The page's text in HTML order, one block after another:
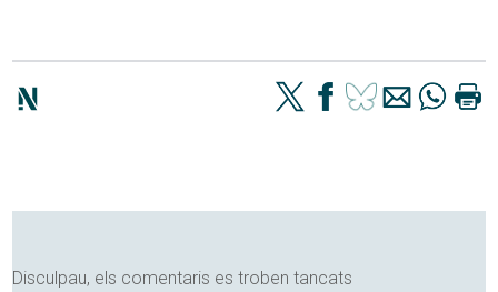
Disculpau, els comentaris es troben tancats